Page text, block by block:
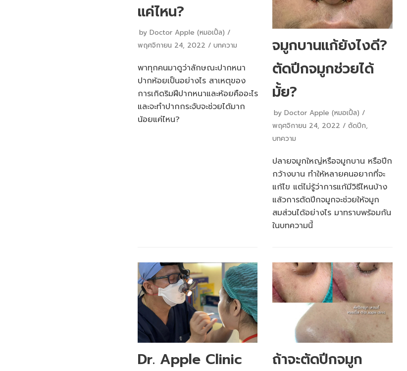
แค่ไหน?
by Doctor Apple (หมอเปิ้ล)
พฤศจิกายน 24, 2022
บทความ
พาทุกคนมาดูว่าลักษณะปากหนา
ปากห้อยเป็นอย่างไร สาเหตุของ
การเกิดริมฝีปากหนาและห้อยคืออะไร
และจะทำปากกระจับจะช่วยได้มาก
น้อยแค่ไหน?
จมูกบานแก้ยังไงดี?
ตัดปีกจมูกช่วยได้
มั้ย?
byDoctor Apple (หมอเปิ้ล)
พฤศจิกายน 24, 2022
ตัดปีก,
บทความ
ปลายจมูกใหญ่หรือจมูกบาน หรือปีก
กว้างบาน ทำให้หลายคนอยากที่จะ
แก้ไข แต่ไม่รู้ว่าการแก้มีวิธีไหนบ้าง
แล้วการตัดปีกจมูกจะช่วยให้จมูก
สมส่วนได้อย่างไร มาทราบพร้อมกัน
ในบทความนี้
Dr. Apple Clinic
ถ้าจะตัดปีกจมูก